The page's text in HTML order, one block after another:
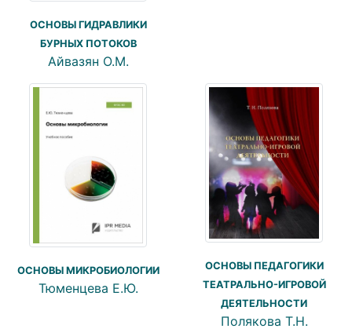
ОСНОВЫ ГИДРАВЛИКИ
БУРНЫХ ПОТОКОВ
Айвазян О.М.
ОСНОВЫ МИКРОБИОЛОГИИ
Тюменцева Е.Ю.
ОСНОВЫ ПЕДАГОГИКИ
ТЕАТРАЛЬНО-ИГРОВОЙ
ДЕЯТЕЛЬНОСТИ
Полякова Т.Н.